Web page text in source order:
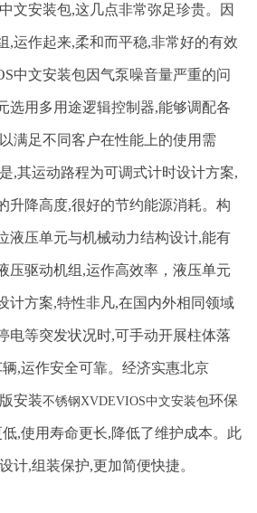
安装包,这几点非常弥足珍贵。因
,运作起来,柔和而平稳,非常好的有效
中文安装包因气泵噪音量严重的问
选用多用途逻辑控制器,能够调配各
满足不同客户在性能上的使用需
是,其运动路程为可调式计时设计方案,
降高度,很好的节约能源消耗。构
液压单元与机械动力结构设计,能有
驱动机组,运作高效率，液压单元
计方案,特性非凡,在国内外相同领域
停电等突发状况时,可手动开展柱体落
,运作安全可靠。经济实惠北京
安装不锈钢XVDEVIOS中文安装包环保
,使用寿命更长,降低了维护成本。此
,组装保护,更加简便快捷。